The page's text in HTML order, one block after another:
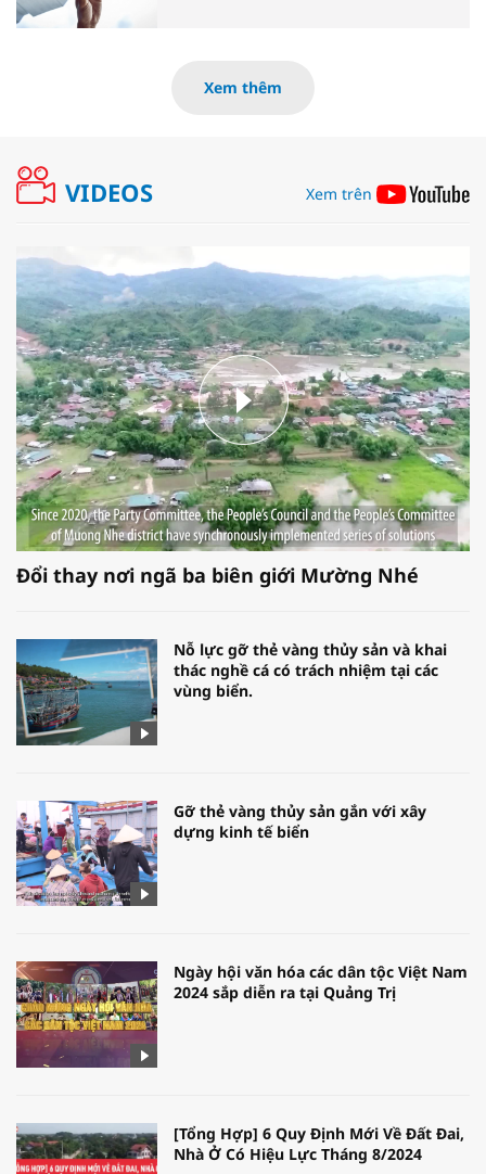
Xem thêm
VIDEOS Xem trên
Đổi thay nơi ngã ba biên giới Mường Nhé
Nỗ lực gỡ thẻ vàng thủy sản và khai
thác nghề cá có trách nhiệm tại các
vùng biển.
Gỡ thẻ vàng thủy sản gắn với xây
dựng kinh tế biển
Ngày hội văn hóa các dân tộc Việt Nam
2024 sắp diễn ra tại Quảng Trị
[Tổng Hợp] 6 Quy Định Mới Về Đất Đai,
Nhà Ở Có Hiệu Lực Tháng 8/2024